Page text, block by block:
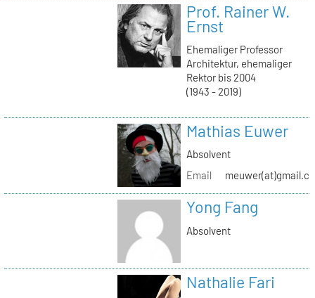
Prof. Rainer W.
Ernst
Ehemaliger Professor
Architektur, ehemaliger
Rektor bis 2004
(1943 - 2019)
Mathias Euwer
Absolvent
Email
Yong Fang
Absolvent
Nathalie Fari